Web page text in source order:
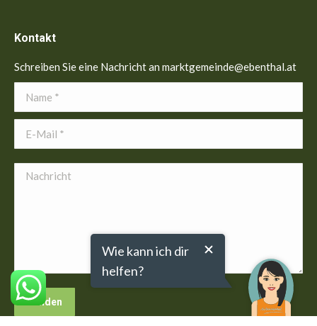
Kontakt
Schreiben Sie eine Nachricht an marktgemeinde@ebenthal.at
Name *
E-Mail *
Nachricht
Senden
Wie kann ich dir
helfen?